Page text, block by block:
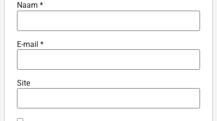
Naam *
E-mail *
Site